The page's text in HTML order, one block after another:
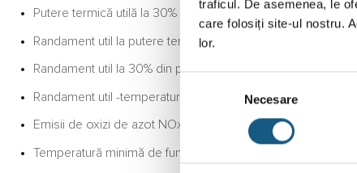
traficul. De asemenea, le
care folosiți site-ul nostru.
lor.
consimțământului
Necesare
Putere termică utilă la 30% putere termică nominală și
Randament util la putere termică nominală și regim de
Randament util la 30% din puterea termică nominală și
Randament util -temperatură medie 70grdC: 107,4 %
Emisii de oxizi de azot NOx: 22 mg/kWh
Temperatură minimă de funcționare: -5 °C